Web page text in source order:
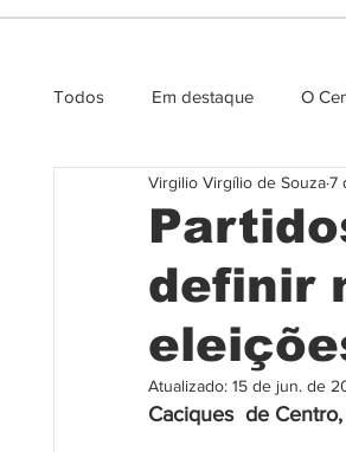
Todos Em destaque O
Entrevista e Opiniao
definir
Virgilio Virgílio de Souza7
Atualizado: 15 de jun. de
Caciques  de